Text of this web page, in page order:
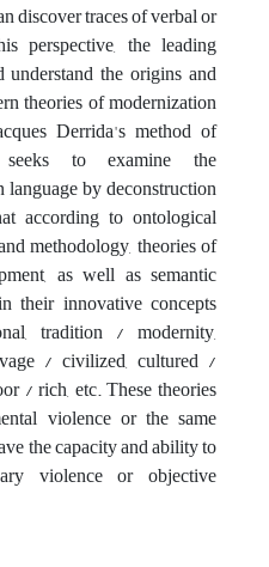
discover traces of verbal or
perspective, the leading
the origins and
theories of modernization
Derrida's method of
seeks to examine the
by deconstruction
according to ontological
methodology, theories of
as well as semantic
their innovative concepts
tradition / modernity,
/ civilized, cultured /
/ rich, etc. These theories
violence or the same
the capacity and ability to
violence or objective